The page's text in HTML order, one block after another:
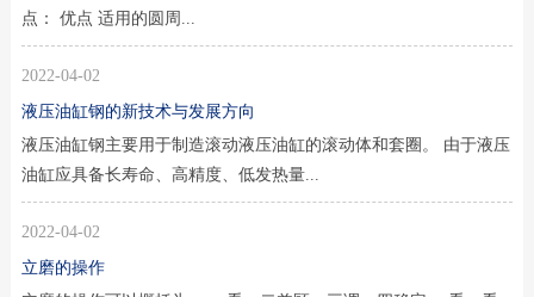
点： 优点 适用的圆周...
2022-04-02
液压油缸钢的新技术与发展方向
液压油缸钢主要用于制造滚动液压油缸的滚动体和套圈。 由于液压
油缸应具备长寿命、高精度、低发热量...
2022-04-02
立磨的操作